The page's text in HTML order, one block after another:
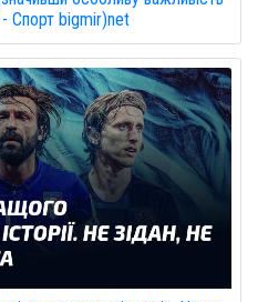
Спорт bigmir)net